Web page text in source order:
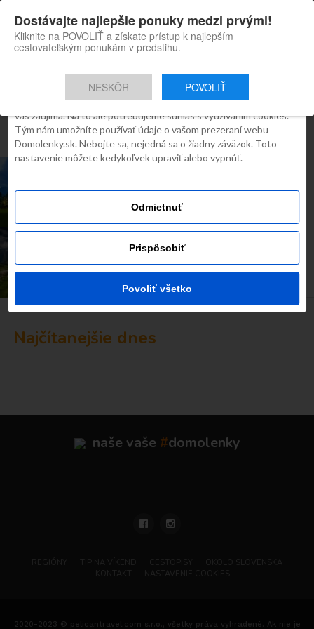
Domolenky appka
Skvelé tipy na cestovanie po
Slovensku
Inštaluj
Všetky príspevky týkajúce sa
"Tatranská Lomnica"
Výlety po Slovensku? Spoznajte tie najkrajšie
miesta
Najčítanejšie dnes
naše vaše #domolenky
2020-2023 © pelicantravel.com s.r.o., všetky práva vyhradené. Ak nie je
Súhlas Detaily O cookies
Robíme všetko preto, aby sme vám zobrazovali iba obsah, ktorý
vás zaujíma. Na to ale potrebujeme súhlas s využívaním cookies.
Tým nám umožníte používať údaje o vašom prezeraní webu
Domolenky.sk. Nebojte sa, nejedná sa o žiadny záväzok. Toto
nastavenie môžete kedykoľvek upraviť alebo vypnúť.
Odmietnuť
Prispôsobiť
Povoliť všetko
Dostávajte najlepšie ponuky medzi prvými!
Kliknite na POVOLIŤ a získate prístup k najlepším
cestovateľským ponukám v predstihu.
NESKÔR POVOLIŤ